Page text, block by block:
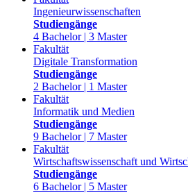
Ingenieurwissenschaften
Studiengänge
4 Bachelor | 3 Master
Fakultät
Digitale Transformation
Studiengänge
2 Bachelor | 1 Master
Fakultät
Informatik und Medien
Studiengänge
9 Bachelor | 7 Master
Fakultät
Wirtschaftswissenschaft und
Studiengänge
6 Bachelor | 5 Master